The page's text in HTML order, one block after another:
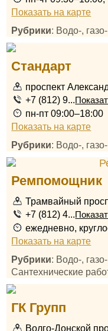
Показать на карте
Рубрики: Водо-,
Стандарт
проспект
+7 (812) 9...
пн-пт 09:00–18:00
Показать на карте
Рубрики: Водо-,
Ремпомощник
Трамвайный
+7 (812) 4...
ежедневно,
Показать на карте
Рубрики: Водо-,
Сантехнические
ГК Групп
Волго-Донской